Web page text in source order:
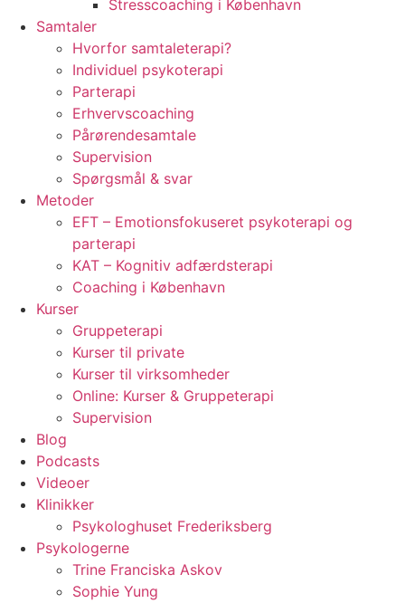
Stresscoaching i København
Samtaler
Hvorfor samtaleterapi?
Individuel psykoterapi
Parterapi
Erhvervscoaching
Pårørendesamtale
Supervision
Spørgsmål & svar
Metoder
EFT – Emotionsfokuseret psykoterapi og
parterapi
KAT – Kognitiv adfærdsterapi
Coaching i København
Kurser
Gruppeterapi
Kurser til private
Kurser til virksomheder
Online: Kurser & Gruppeterapi
Supervision
Blog
Podcasts
Videoer
Klinikker
Psykologhuset Frederiksberg
Psykologerne
Trine Franciska Askov
Sophie Yung